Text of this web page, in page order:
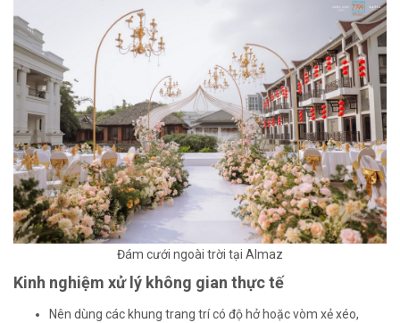
Đám cưới ngoài trời tại Almaz
Kinh nghiệm xử lý không gian thực tế
Nên dùng các khung trang trí có độ hở hoặc vòm xẻ xéo,